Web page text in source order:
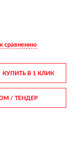
сравнению
КУПИТЬ В 1 КЛИК
/ ТЕНДЕР